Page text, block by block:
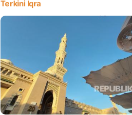
Terkini Iqra